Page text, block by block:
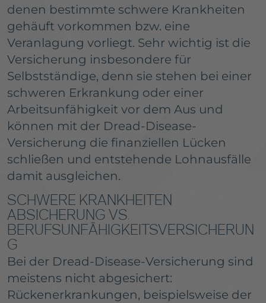
denen bestimmte schwere Krankheiten
gehäuft vorkommen bzw. eine
Veranlagung vorliegt. Sehr wichtig ist die
Versicherung insbesondere für
Selbstständige, denn sie stehen bei einer
schweren Erkrankung oder einer
Arbeitsunfähigkeit vor dem Aus und
können mit der Dread-Disease-
Versicherung die finanziellen Lücken
schließen und entstehende Lohnausfälle
damit ausgleichen.
SCHWERE KRANKHEITEN
ABSICHERUNG VS.
BERUFSUNFÄHIGKEITSVERSICHERUN
G
Bei der Dread-Disease-Versicherung sind
meistens nicht abgesichert:
Rückenerkrankungen, beispielsweise der